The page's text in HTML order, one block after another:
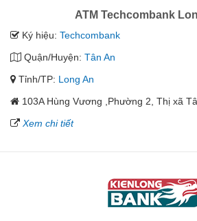
ATM Techcombank
Ký hiệu: Techcombank
Quận/Huyện: Tân An
Tỉnh/TP: Long An
103A Hùng Vương ,Phường 2, Thị xã
Xem chi tiết